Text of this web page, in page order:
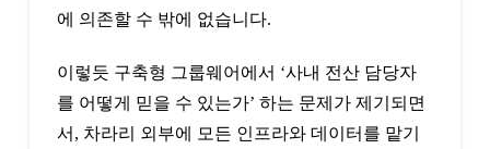
에 의존할 수 밖에 없습니다.
이렇듯 구축형 그룹웨어에서 ‘사내 전산 담당자
를 어떻게 믿을 수 있는가’ 하는 문제가 제기되면
서, 차라리 외부에 모든 인프라와 데이터를 맡기